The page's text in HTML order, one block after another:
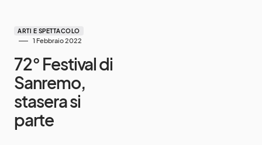
ARTI E SPETTACOLO
1 Febbraio 2022
72° Festival di
Sanremo,
stasera si
parte